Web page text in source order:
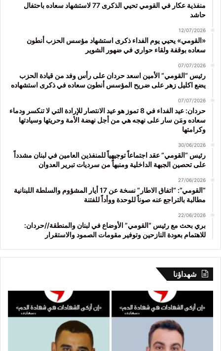
منفذية عكار في القومي تحيي الذكرى 77 لاستشهاد سعاده باحتفال
حاشد
12/07/2026
«القومي» يحيي يوم الفداء ذكرى استشهاد مؤسس الحزب أنطون
سعاده بوقفة ولقاء حواري في ضهور الشوير
07/07/2026
رئيس “القومي” الأمين اسعد حردان على رأس وفد من قيادة الحزب
يضع اكليل زهر على ضريح المؤسس أنطون سعاده في ذكرى استشهاده
07/07/2026
حردان: عيد الفداء في 8 تموز هو عيد الانتصار للإرادة التي لا تنكسر ودماء
سعاده ومَن سار على نهجه هي من أجل نهضة الأمة وحريتها وسيادتها
وكرامتها
30/06/2026
رئيس “القومي” عقد اجتماعاً توجيهياً للمنفذين العامين في لبنان مشدداً
على تحصين الجبهة الداخلية ومنبهاً من سرديات تبرير العدوان
27/06/2026
“القومي”: “اتفاق الاطار” نسخة عن 17 أيار المشؤوم والسلطة اللبنانية
مطالبة بالتراجع عنه صوناً للوحدة ووأداً للفتنة
22/06/2026
بري بحث مع رئيس “القومي” الأوضاع في لبنان والمنطقة//حردان:
للاهتمام بعودة النازحين وتوفير مقومات الصمود والاستقرار
شهداؤنا